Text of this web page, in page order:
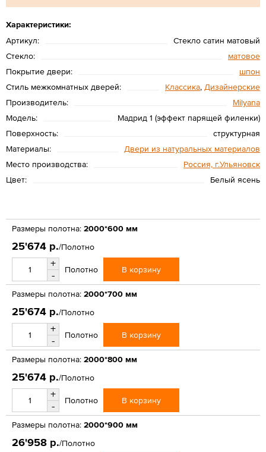
Характеристики:
Артикул:
Стекло сатин матовый
Стекло:
матовое
Покрытие двери:
шпон
Стиль межкомнатных дверей:
Классика, Дизайнерские
Производитель:
Мilyana
Модель:
Мадрид 1 (эффект парящей филенки)
Поверхность:
структурная
Материалы:
Двери из натуральных материалов
Место производства:
Россия, г.Ульяновск
Цвет:
Белый ясень
Размеры полотна: 2000*600 мм
25'674 р./Полотно
+
-
Полотно В корзину
Размеры полотна: 2000*700 мм
25'674 р./Полотно
+
-
Полотно В корзину
Размеры полотна: 2000*800 мм
25'674 р./Полотно
+
-
Полотно В корзину
Размеры полотна: 2000*900 мм
26'958 р./Полотно